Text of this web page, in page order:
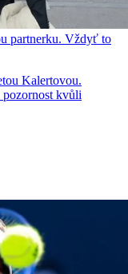
partnerku. Vždyť to
Kalertovou.
pozornost kvůli